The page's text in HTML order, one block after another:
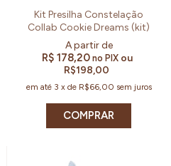
Kit Presilha Constelação
Collab Cookie Dreams (kit)
R$ 178,20 no PIX ou
R$198,00
em até 3 x de R$66,00 sem juros
COMPRAR